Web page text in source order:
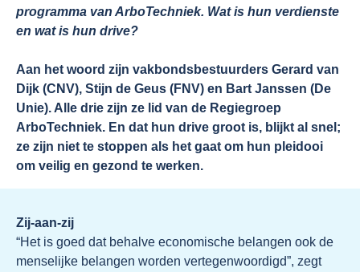
programma van ArboTechniek. Wat is hun verdienste
en wat is hun drive?
Aan het woord zijn vakbondsbestuurders Gerard van
Dijk (CNV), Stijn de Geus (FNV) en Bart Janssen (De
Unie). Alle drie zijn ze lid van de Regiegroep
ArboTechniek. En dat hun drive groot is, blijkt al snel;
ze zijn niet te stoppen als het gaat om hun pleidooi
om veilig en gezond te werken.
Zij-aan-zij
“Het is goed dat behalve economische belangen ook de
menselijke belangen worden vertegenwoordigd”, zegt